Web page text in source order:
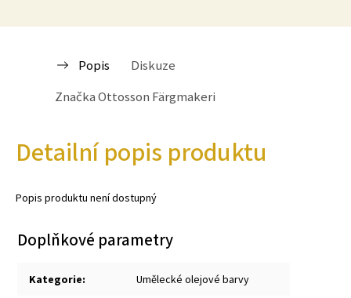
Popis
Diskuze
ZnačkaOttosson Färgmakeri
Detailní popis produktu
Popis produktu není dostupný
Doplňkové parametry
Kategorie: Umělecké olejové barvy